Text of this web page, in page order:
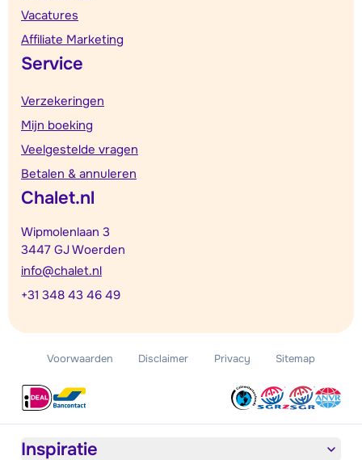
Vacatures
Affiliate Marketing
Service
Verzekeringen
Mijn boeking
Veelgestelde vragen
Betalen & annuleren
Chalet.nl
Wipmolenlaan 3
3447 GJ Woerden
info@chalet.nl
+31 348 43 46 49
Voorwaarden Disclaimer Privacy Sitemap
Inspiratie